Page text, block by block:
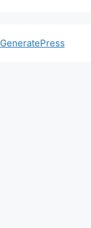
GeneratePress